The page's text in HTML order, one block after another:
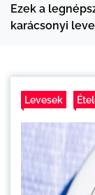
Ezek a
karácsonyi
Levesek